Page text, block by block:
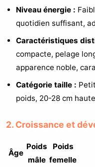
Niveau énergie :
quotidien suffisant,
Caractéristiques
compacte, pelage
apparence noble,
Catégorie taille :
poids, 20-28 cm
2. Croissance et
Âge
Poids
mâle
Poids
femelle